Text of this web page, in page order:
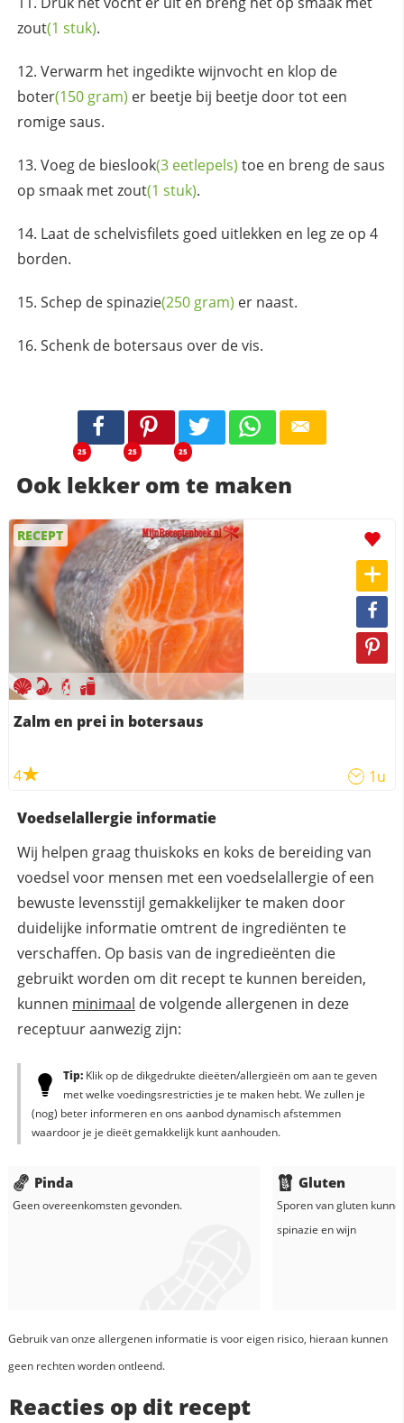
zout(1 stuk).
Verwarm het ingedikte wijnvocht en klop de
boter(150 gram) er beetje bij beetje door tot een
romige saus.
Voeg de bieslook(3 eetlepels) toe en breng de saus
op smaak metzout(1 stuk).
Laat de schelvisfilets goed uitlekken en leg ze op 4
borden.
Schep despinazie(250 gram) er naast.
Schenk de botersaus over de vis.
25 25 25
Ook lekker om te maken
RECEPT
Zalm en prei in botersaus
4 1u
Voedselallergie informatie
Wij helpen graag thuiskoks en koks de bereiding van
voedsel voor mensen met een voedselallergie of een
bewuste levensstijl gemakkelijker te maken door
duidelijke informatie omtrent de ingrediënten te
verschaffen. Op basis van de ingredieënten die
gebruikt worden om dit recept te kunnen bereiden,
kunnen minimaal de volgende allergenen in deze
receptuur aanwezig zijn:
Tip:Klik op de dikgedrukte dieëten/allergieën om aan te geven
met welke voedingsrestricties je te maken hebt. We zullen je
(nog) beter informeren en ons aanbod dynamisch afstemmen
waardoor je je dieët gemakkelijk kunt aanhouden.
Pinda
Geen overeenkomsten gevonden.
Gluten
Sporen van gluten
spinazie enwijn
Gebruik van onze allergenen informatie is voor eigen risico, hieraan kunnen
geen rechten worden ontleend.
Reacties op dit recept